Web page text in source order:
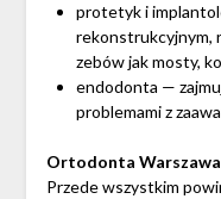
protetyk i
rekonstrukcyjnym,
zebów jak mosty,
endodonta —
problemami z
Ortodonta Warszawa
Przede wszystkim